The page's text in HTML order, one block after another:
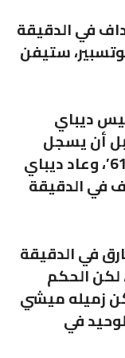
في الدقيقة
،ستيفن
ديباي
ديباي
في الدقيقة
في الدقيقة
لكن الحكم
ميشي
في